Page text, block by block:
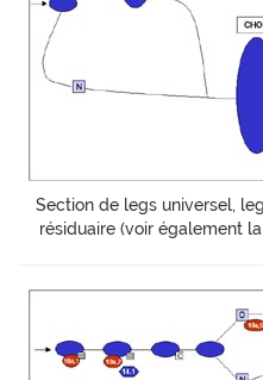
Section de legs universel,
résiduaire (voir également